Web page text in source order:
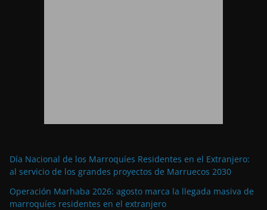
Día Nacional de los Marroquíes Residentes en el Extranjero:
al servicio de los grandes proyectos de Marruecos 2030
Operación Marhaba 2026: agosto marca la llegada masiva de
marroquíes residentes en el extranjero